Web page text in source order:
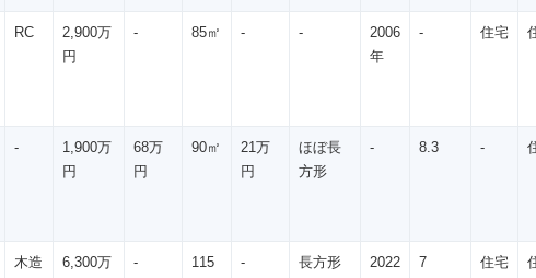
RC
2,900万
円
- 85㎡ - -
2006
年
- 住宅
-
1,900万
円
68万
円
90㎡
21万
円
ほぼ長
方形
- 8.3 -
木造
6,300万
-
115
- 長方形
2022
7 住宅